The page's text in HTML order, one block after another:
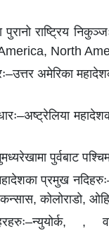
पुरानो राष्ट्रिय
North
अमेरिका
पुर्वबाट
प्रमुख
कोलोराडो,
,